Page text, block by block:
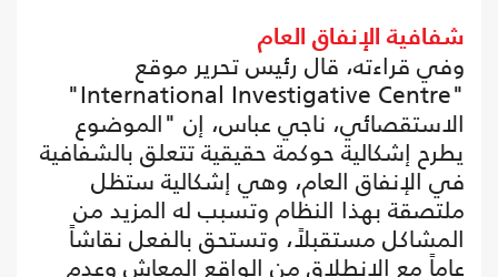
شفافية الإنفاق العام
وفي قراءته، قال رئيس تحرير موقع
"International Investigative Centre"
الاستقصائي، ناجي عباس، إن "الموضوع
يطرح إشكالية حوكمة حقيقية تتعلق بالشفافية
في الإنفاق العام، وهي إشكالية ستظل
ملتصقة بهذا النظام وتسبب له المزيد من
المشاكل مستقبلاً، وتستحق بالفعل نقاشاً
عاماً مع الانطلاق من الواقع المعاش وعدم